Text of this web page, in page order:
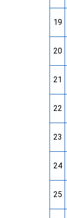
19
20
21
22
23
24
25